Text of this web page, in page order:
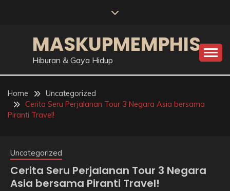
MASKUPMEMPHIS
Hiburan & Gaya Hidup
Home
Uncategorized
Cerita Seru Perjalanan Tour 3 Negara Asia bersama
Piranti Travel!
Uncategorized
Cerita Seru Perjalanan Tour 3 Negara
Asia bersama Piranti Travel!